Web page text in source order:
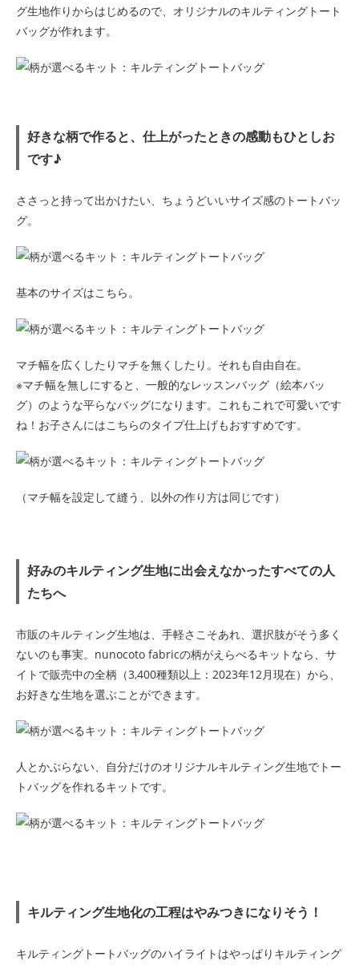
グ生地作りからはじめるので、オリジナルのキルティングトート
バッグが作れます。
好きな柄で作ると、仕上がったときの感動もひとしお
です♪
ささっと持って出かけたい、ちょうどいいサイズ感のトートバッ
グ。
基本のサイズはこちら。
マチ幅を広くしたりマチを無くしたり。それも自由自在。
※マチ幅を無しにすると、一般的なレッスンバッグ（絵本バッ
グ）のような平らなバッグになります。これもこれで可愛いです
ね！お子さんにはこちらのタイプ仕上げもおすすめです。
（マチ幅を設定して縫う、以外の作り方は同じです）
好みのキルティング生地に出会えなかったすべての人
たちへ
市販のキルティング生地は、手軽さこそあれ、選択肢がそう多く
ないのも事実。nunocoto fabricの柄がえらべるキットなら、サ
イトで販売中の全柄（3,400種類以上：2023年12月現在）から、
お好きな生地を選ぶことができます。
人とかぶらない、自分だけのオリジナルキルティング生地でトー
トバッグを作れるキットです。
キルティング生地化の工程はやみつきになりそう！
キルティングトートバッグのハイライトはやっぱりキルティング